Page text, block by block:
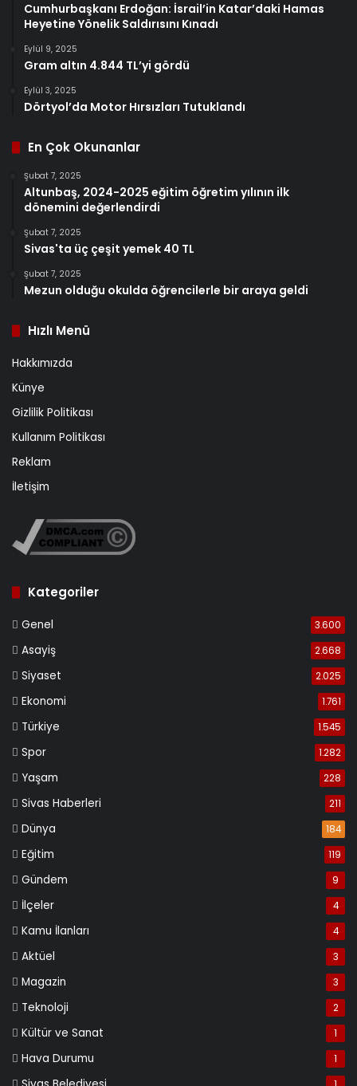
Cumhurbaşkanı Erdoğan: İsrail’in Katar’daki Hamas
Heyetine Yönelik Saldırısını Kınadı
Eylül 9, 2025
Gram altın 4.844 TL’yi gördü
Eylül 3, 2025
Dörtyol’da Motor Hırsızları Tutuklandı
En Çok Okunanlar
Şubat 7, 2025
Altunbaş, 2024-2025 eğitim öğretim yılının ilk
dönemini değerlendirdi
Şubat 7, 2025
Sivas'ta üç çeşit yemek 40 TL
Şubat 7, 2025
Mezun olduğu okulda öğrencilerle bir araya geldi
Hızlı Menü
Hakkımızda
Künye
Gizlilik Politikası
Kullanım Politikası
Reklam
İletişim
Kategoriler
Genel 3.600
Asayiş 2.668
Siyaset 2.025
Ekonomi 1.761
Türkiye 1.545
Spor 1.282
Yaşam 228
Sivas Haberleri 211
Dünya 184
Eğitim 119
Gündem 9
İlçeler 4
Kamu İlanları 4
Aktüel 3
Magazin 3
Teknoloji 2
Kültür ve Sanat 1
Hava Durumu 1